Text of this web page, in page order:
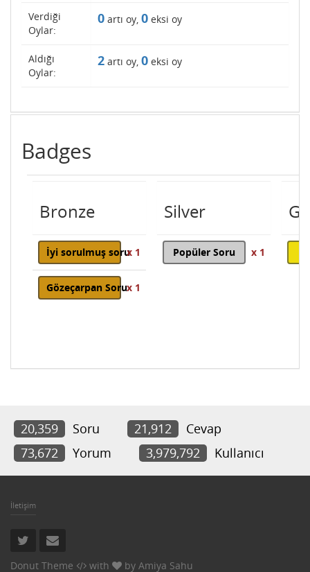
Verdiği
Oylar:
0 artı oy, 0 eksi oy
Aldığı
Oylar:
2 artı oy, 0 eksi oy
Badges
Bronze
İyi sorulmuş sorux 1
Gözeçarpan Sorux 1
Silver
Popüler Soru x 1
20,359 Soru 21,912
Cevap
73,672
Yorum 3,979,792 Kullanıcı
İletişim
Donut Theme with by Amiya Sahu